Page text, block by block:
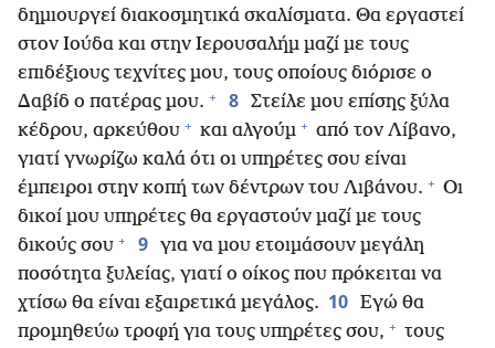
δημιουργεί διακοσμητικά σκαλίσματα. Θα εργαστεί
στον Ιούδα και στην Ιερουσαλήμ μαζί με τους
επιδέξιους τεχνίτες μου, τους οποίους διόρισε ο
Δαβίδ ο πατέρας μου. + 8 Στείλε μου επίσης ξύλα
κέδρου, αρκεύθου + και αλγούμ + από τον Λίβανο,
γιατί γνωρίζω καλά ότι οι υπηρέτες σου είναι
έμπειροι στην κοπή των δέντρων του Λιβάνου. + Οι
δικοί μου υπηρέτες θα εργαστούν μαζί με τους
δικούς σου + 9 για να μου ετοιμάσουν μεγάλη
ποσότητα ξυλείας, γιατί ο οίκος που πρόκειται να
χτίσω θα είναι εξαιρετικά μεγάλος. 10 Εγώ θα
προμηθεύω τροφή για τους υπηρέτες σου, + τους